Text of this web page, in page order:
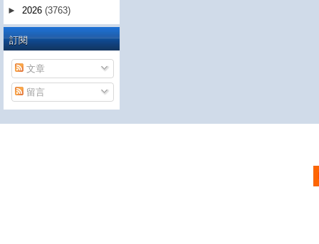
► 2026 (3763)
訂閱
文章
留言